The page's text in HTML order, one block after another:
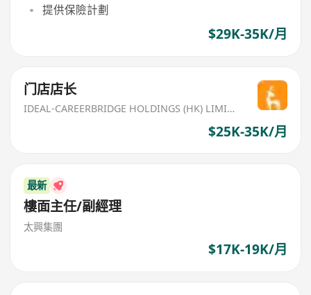
提供保險計劃
$29K-35K/月
门店店长
IDEAL-CAREERBRIDGE HOLDINGS (HK) LIMITED
$25K-35K/月
最新
樓面主任/副經理
太興集團
$17K-19K/月